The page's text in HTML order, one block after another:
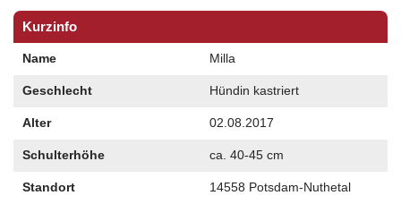
Kurzinfo
Name Milla
Geschlecht Hündin kastriert
Alter 02.08.2017
Schulterhöhe ca. 40-45 cm
Standort 14558 Potsdam-Nuthetal